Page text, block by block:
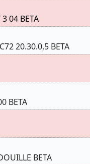
3 04 BETA
20.30.0,5 BETA
BETA
BETA